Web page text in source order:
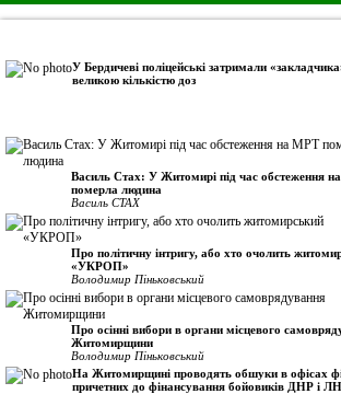
У Бердичеві поліцейські затримали
великою кількістю доз
Василь Стах: У Житомирі під час обстеження
померла людина
Василь СТАХ
Про політичну інтригу, або хто очолить
«УКРОП»
Володимир Піньковський
Про осінні вибори в органи місцевого
Житомирщини
Володимир Піньковський
На Житомирщині проводять обшуки в офісах
причетних до фінансування бойовиків ДНР і